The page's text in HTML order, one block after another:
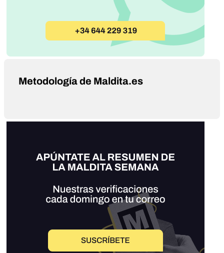
Metodología de Maldita.es